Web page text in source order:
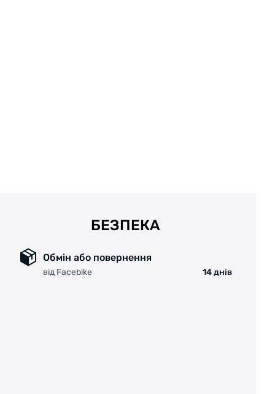
БЕЗПЕКА
Обмін або повернення
від Facebike 14 днів